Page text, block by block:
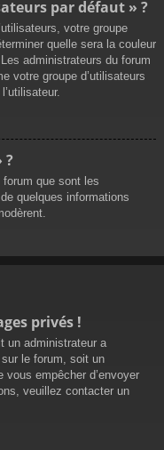
par défaut » ?
votre groupe
quelle sera la couleur
administrateurs du forum
votre groupe d’utilisateurs
?
forum que sont les
quelques informations
privés !
un administrateur a
le forum, soit un
empêcher d’envoyer
veuillez contacter un